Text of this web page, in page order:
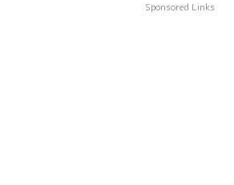
Sponsored Links